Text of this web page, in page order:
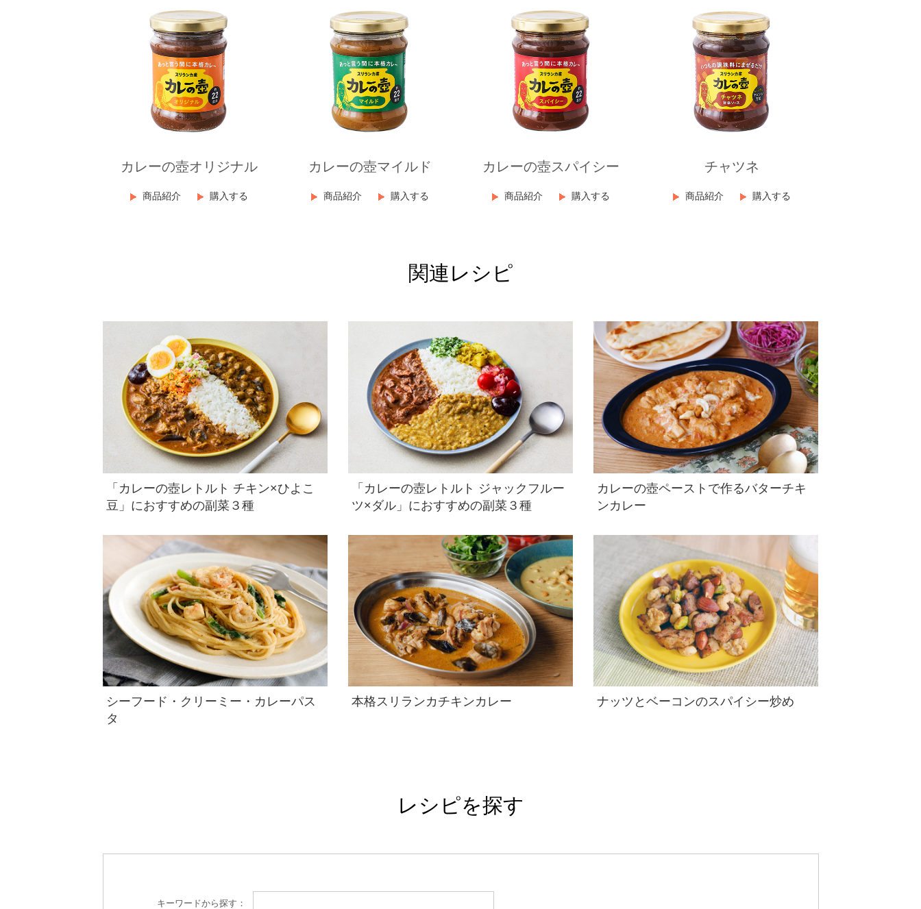
カレーの壺オリジナル
商品紹介 購入する
カレーの壺マイルド
商品紹介 購入する
カレーの壺スパイシー
商品紹介 購入する
チャツネ
商品紹介 購入する
関連レシピ
「カレーの壺レトルト チキン×ひよこ
豆」におすすめの副菜３種
「カレーの壺レトルト ジャックフルー
ツ×ダル」におすすめの副菜３種
カレーの壺ペーストで作るバターチキ
ンカレー
シーフード・クリーミー・カレーパス
タ
本格スリランカチキンカレー ナッツとベーコンのスパイシー炒め
レシピを探す
キーワードから探す：